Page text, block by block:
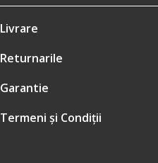
Livrare
Returnarile
Garantie
Termeni și Condiții